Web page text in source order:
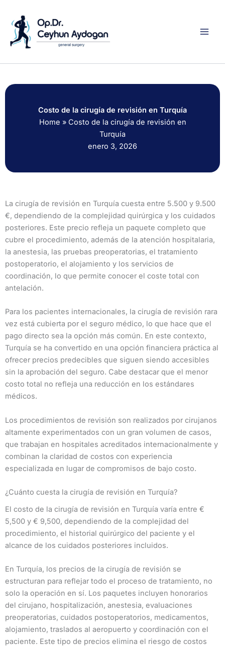
contenido
Costo de la cirugía de revisión en Turquía
Home » Costo de la cirugía de revisión en
Turquía
enero 3, 2026
La cirugía de revisión en Turquía cuesta entre 5.500 y 9.500
€, dependiendo de la complejidad quirúrgica y los cuidados
posteriores. Este precio refleja un paquete completo que
cubre el procedimiento, además de la atención hospitalaria,
la anestesia, las pruebas preoperatorias, el tratamiento
postoperatorio, el alojamiento y los servicios de
coordinación, lo que permite conocer el coste total con
antelación.
Para los pacientes internacionales, la cirugía de revisión rara
vez está cubierta por el seguro médico, lo que hace que el
pago directo sea la opción más común. En este contexto,
Turquía se ha convertido en una opción financiera práctica al
ofrecer precios predecibles que siguen siendo accesibles
sin la aprobación del seguro. Cabe destacar que el menor
costo total no refleja una reducción en los estándares
médicos.
Los procedimientos de revisión son realizados por cirujanos
altamente experimentados con un gran volumen de casos,
que trabajan en hospitales acreditados internacionalmente y
combinan la claridad de costos con experiencia
especializada en lugar de compromisos de bajo costo.
¿Cuánto cuesta la cirugía de revisión en Turquía?
El costo de la cirugía de revisión en Turquía varía entre €
5,500 y € 9,500, dependiendo de la complejidad del
procedimiento, el historial quirúrgico del paciente y el
alcance de los cuidados posteriores incluidos.
En Turquía, los precios de la cirugía de revisión se
estructuran para reflejar todo el proceso de tratamiento, no
solo la operación en sí. Los paquetes incluyen honorarios
del cirujano, hospitalización, anestesia, evaluaciones
preoperatorias, cuidados postoperatorios, medicamentos,
alojamiento, traslados al aeropuerto y coordinación con el
paciente. Este tipo de precios elimina el riesgo de costos